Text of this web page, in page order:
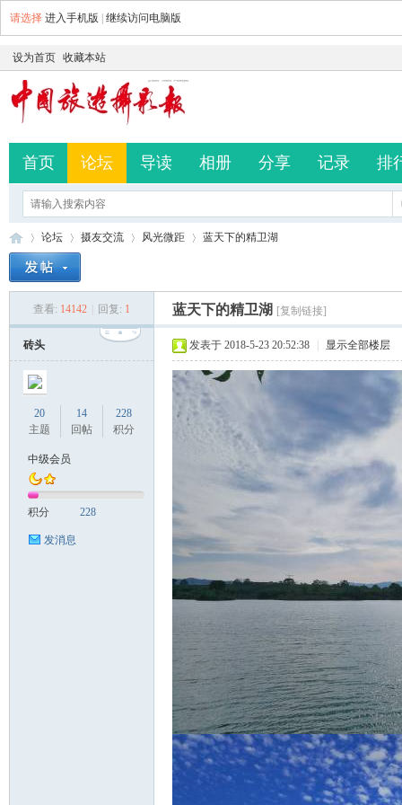
请选择 进入手机版 继续访问电脑版
设为首页 收藏本站
首页 论坛 导读 相册 分享 记录 排
论坛
›
摄友交流
›
风光微距
›
蓝天下的精卫湖
查看: 14142 回复: 1 蓝天下的精卫湖 [复制链接]
砖头
20
主题
14
回帖
228
积分
中级会员
积分 228
发消息
发表于 2018-5-23 20:52:38 显示全部楼层